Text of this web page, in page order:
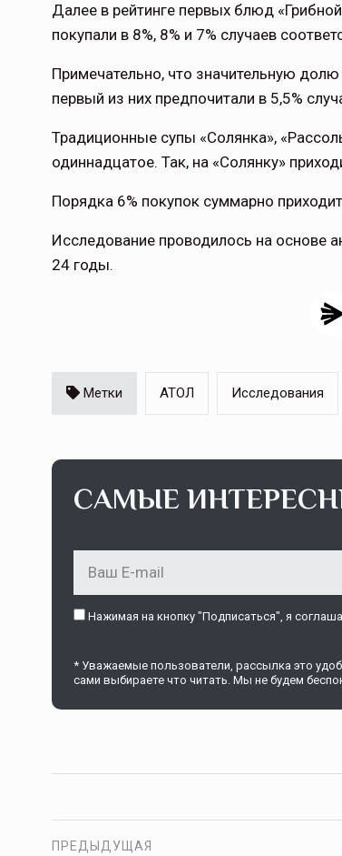
Далее в рейтинге первых блюд
покупали в 8%, 8% и 7% случаев
Примечательно, что значительную
первый из них предпочитали в 5,5%
Традиционные супы «Солянка»,
одиннадцатое. Так, на «Солянку»
Порядка 6% покупок суммарно
Исследование проводилось на основе
24 годы.
Метки АТОЛ Исследования
САМЫЕ
Нажимая на кнопку "Подписаться", я
* Уважаемые пользователи, рассылка это
сами выбираете что читать. Мы не будем
ПРЕДЫДУЩАЯ